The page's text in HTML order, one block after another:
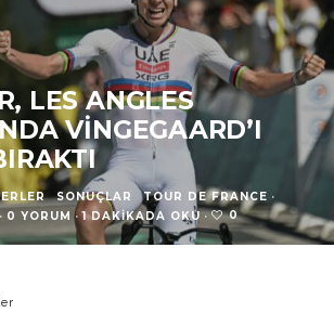
LES ANGLES
VINGEGAARD’I
SONUÇLAR TOUR DE FRANCE ·
· 0 YORUM · 1 DAKIKADA OKU · 0